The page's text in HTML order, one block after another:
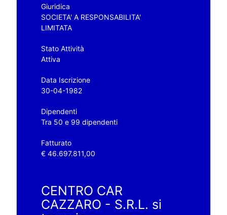
Giuridica
SOCIETA' A RESPONSABILITA'
LIMITATA
Stato Attività
Attiva
Data Iscrizione
30-04-1982
Dipendenti
Tra 50 e 99 dipendenti
Fatturato
€ 46.697.811,00
CENTRO CAR
CAZZARO - S.R.L. si